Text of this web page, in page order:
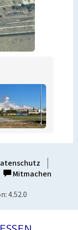
Mitmachen
4.52.0